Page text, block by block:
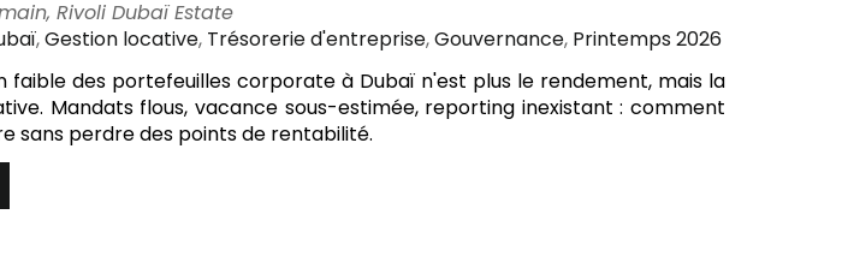
Rivoli Dubaï Estate
,Gestion locative, Trésorerie d'entreprise,Gouvernance, Printemps 2026
faible des portefeuilles corporate à Dubaï n'est plus le rendement, mais la
Mandats flous, vacance sous-estimée, reporting inexistant : comment
sans perdre des points de rentabilité.